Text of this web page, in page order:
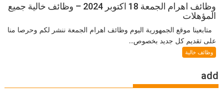
وظائف اهرام الجمعة 18 اكتوبر 2024 – وظائف خالية جميع
المؤهلات
متابعينا موقع الجمهورية اليوم وظائف اهرام الجمعة ننشر لكم وحرصا منا
على تقديم كل جديد بخصوص...
وظائف خالية
add